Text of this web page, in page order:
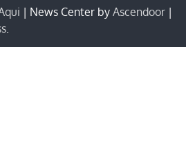
| News Center by Ascendoor |
.